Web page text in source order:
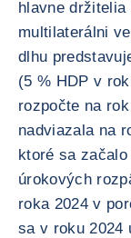
hlavne
multilaterálni
dlhu
(5 % HDP v
rozpočte na
nadviazala na
ktoré sa
úrokových
roka 2024 v
sa v roku 2024